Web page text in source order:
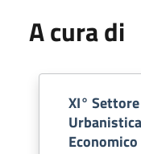
A cura di
XI°
Economico